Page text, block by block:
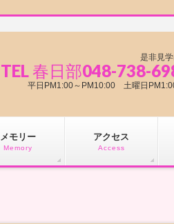
是非見
TEL 春日部048-738-
平日PM1:00～PM10:00 土曜日
メモリー
Memory
アクセス
Access